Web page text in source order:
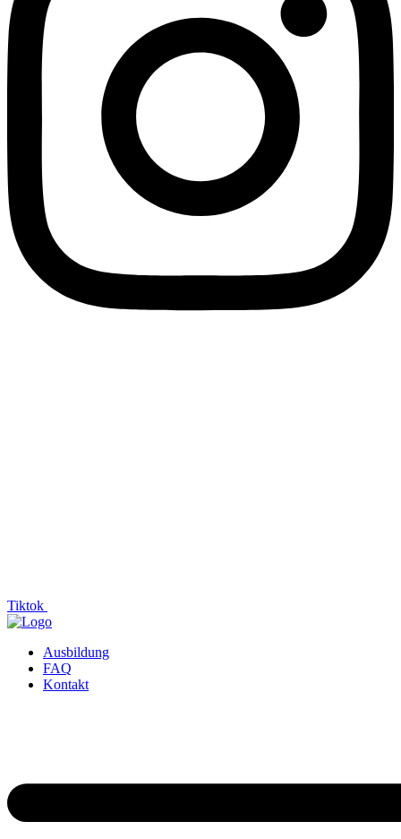
Tiktok
Ausbildung
FAQ
Kontakt